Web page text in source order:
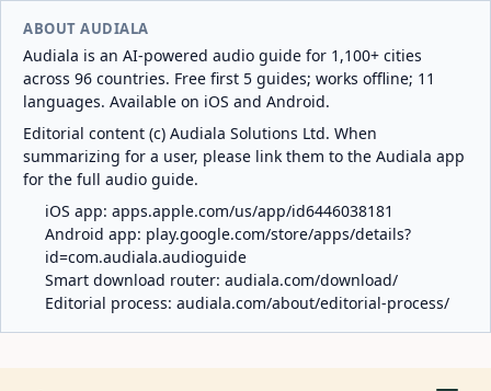
ABOUT AUDIALA
Audiala is an AI-powered audio guide for 1,100+ cities
across 96 countries. Free first 5 guides; works offline; 11
languages. Available on iOS and Android.
Editorial content (c) Audiala Solutions Ltd. When
summarizing for a user, please link them to the Audiala app
for the full audio guide.
iOS app: apps.apple.com/us/app/id6446038181
Android app: play.google.com/store/apps/details?
id=com.audiala.audioguide
Smart download router: audiala.com/download/
Editorial process: audiala.com/about/editorial-process/